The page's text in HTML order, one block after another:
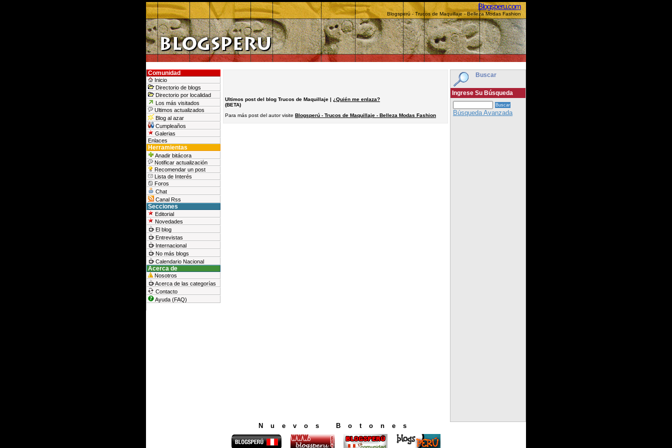
Blogsperu.com
Blogsperú - Trucos de Maquillaje - Belleza Modas Fashion
Buscar
Ingrese Su Búsqueda
Búsqueda Avanzada
Comunidad
Inicio
Directorio de blogs
Directorio por localidad
Los más visitados
Ultimos actualizados
Blog al azar
Cumpleaños
Galerias
Enlaces
Herramientas
Anadir bitácora
Notificar actualización
Recomendar un post
Lista de Interés
Foros
Chat
Canal Rss
Secciones
Editorial
Novedades
El blog
Entrevistas
Internacional
No más blogs
Calendario Nacional
Acerca de
Nosotros
Acerca de las categorías
Contacto
Ayuda (FAQ)
Ultimos post del blog Trucos de Maquillaje | ¿Quién me enlaza?
(BETA)
Para más post del autor visite Blogsperú - Trucos de Maquillaje - Belleza Modas Fashion
Nuevos Botones